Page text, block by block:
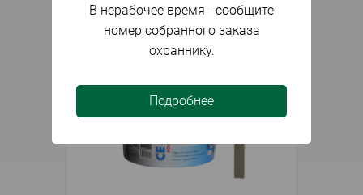
В нерабочее время - сообщите
номер собранного заказа
охраннику.
Подробнее